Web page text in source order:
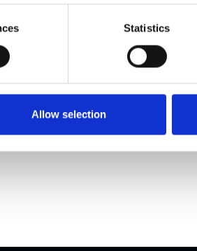
Statistics
Allow selection